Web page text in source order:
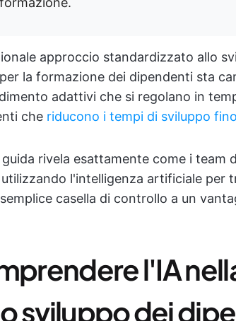
approccio standardizzato allo
la formazione dei dipendenti sta
adattivi che si regolano in
che riducono i tempi di sviluppo
guida rivela esattamente come i team
l'intelligenza artificiale per
casella di controllo a un
l'IA
sviluppo dei